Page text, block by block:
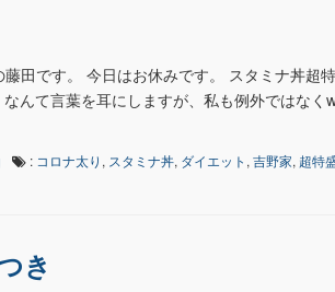
田です。 今日はお休みです。 スタミナ丼超
んて言葉を耳にしますが、私も例外ではなく
: コロナ太り , スタミナ丼, ダイエット , 吉野家, 超特
き